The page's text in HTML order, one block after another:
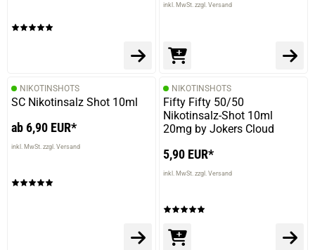
inkl. MwSt. zzgl. Versand
NIKOTINSHOTS
SC Nikotinsalz Shot 10ml
ab 6,90 EUR*
inkl. MwSt. zzgl. Versand
NIKOTINSHOTS
Fifty Fifty 50/50
Nikotinsalz-Shot 10ml
20mg by Jokers Cloud
5,90 EUR*
inkl. MwSt. zzgl. Versand